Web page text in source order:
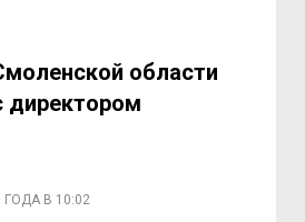
области
директором
ГОДА В 10:02